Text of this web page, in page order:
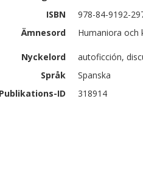
ISBN
978-84-9192-
Ämnesord
Humaniora
Nyckelord
autoficción,
Språk
Spanska
Publikations-ID
318914